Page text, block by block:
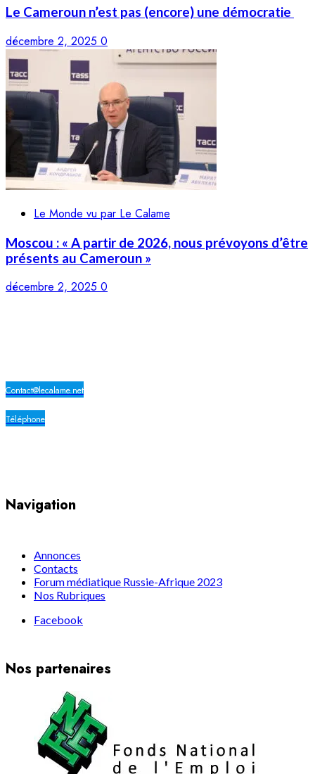
Le Cameroun n’est pas (encore) une démocratie
décembre 2, 2025 0
Le Monde vu par Le Calame
Moscou : « A partir de 2026, nous prévoyons d’être
présents au Cameroun »
décembre 2, 2025 0
Contact@lecalame.net
Téléphone
Navigation
Annonces
Contacts
Forum médiatique Russie-Afrique 2023
Nos Rubriques
Facebook
Nos partenaires